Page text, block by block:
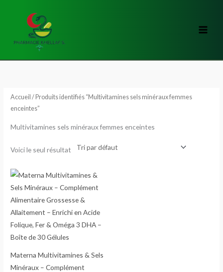
Accueil / Produits identifiés “Multivitamines sels minéraux femmes
enceintes”
Multivitamines sels minéraux femmes enceintes
Voici le seul résultat
Materna Multivitamines & Sels
Minéraux – Complément